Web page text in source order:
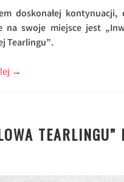
doskonałej
na swoje miejsce jest
Tearlingu”.
→